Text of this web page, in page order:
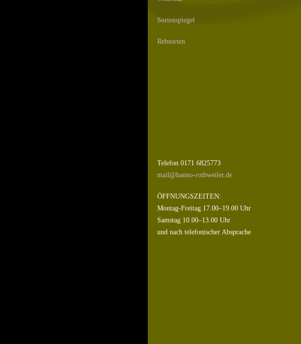
Telefon 0171 6825773
mail@hanno-rothweiler.de
ÖFFNUNGSZEITEN:
Montag-Freitag 17.00–19.00 Uhr
Samstag 10.00–13.00 Uhr
und nach telefonischer Absprache
Sortenspiegel
Rebsorten